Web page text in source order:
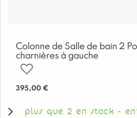
Colonne de Salle de bain 2
charnières à gauche
ajouter
395,00 €
plus que 2 en stock -